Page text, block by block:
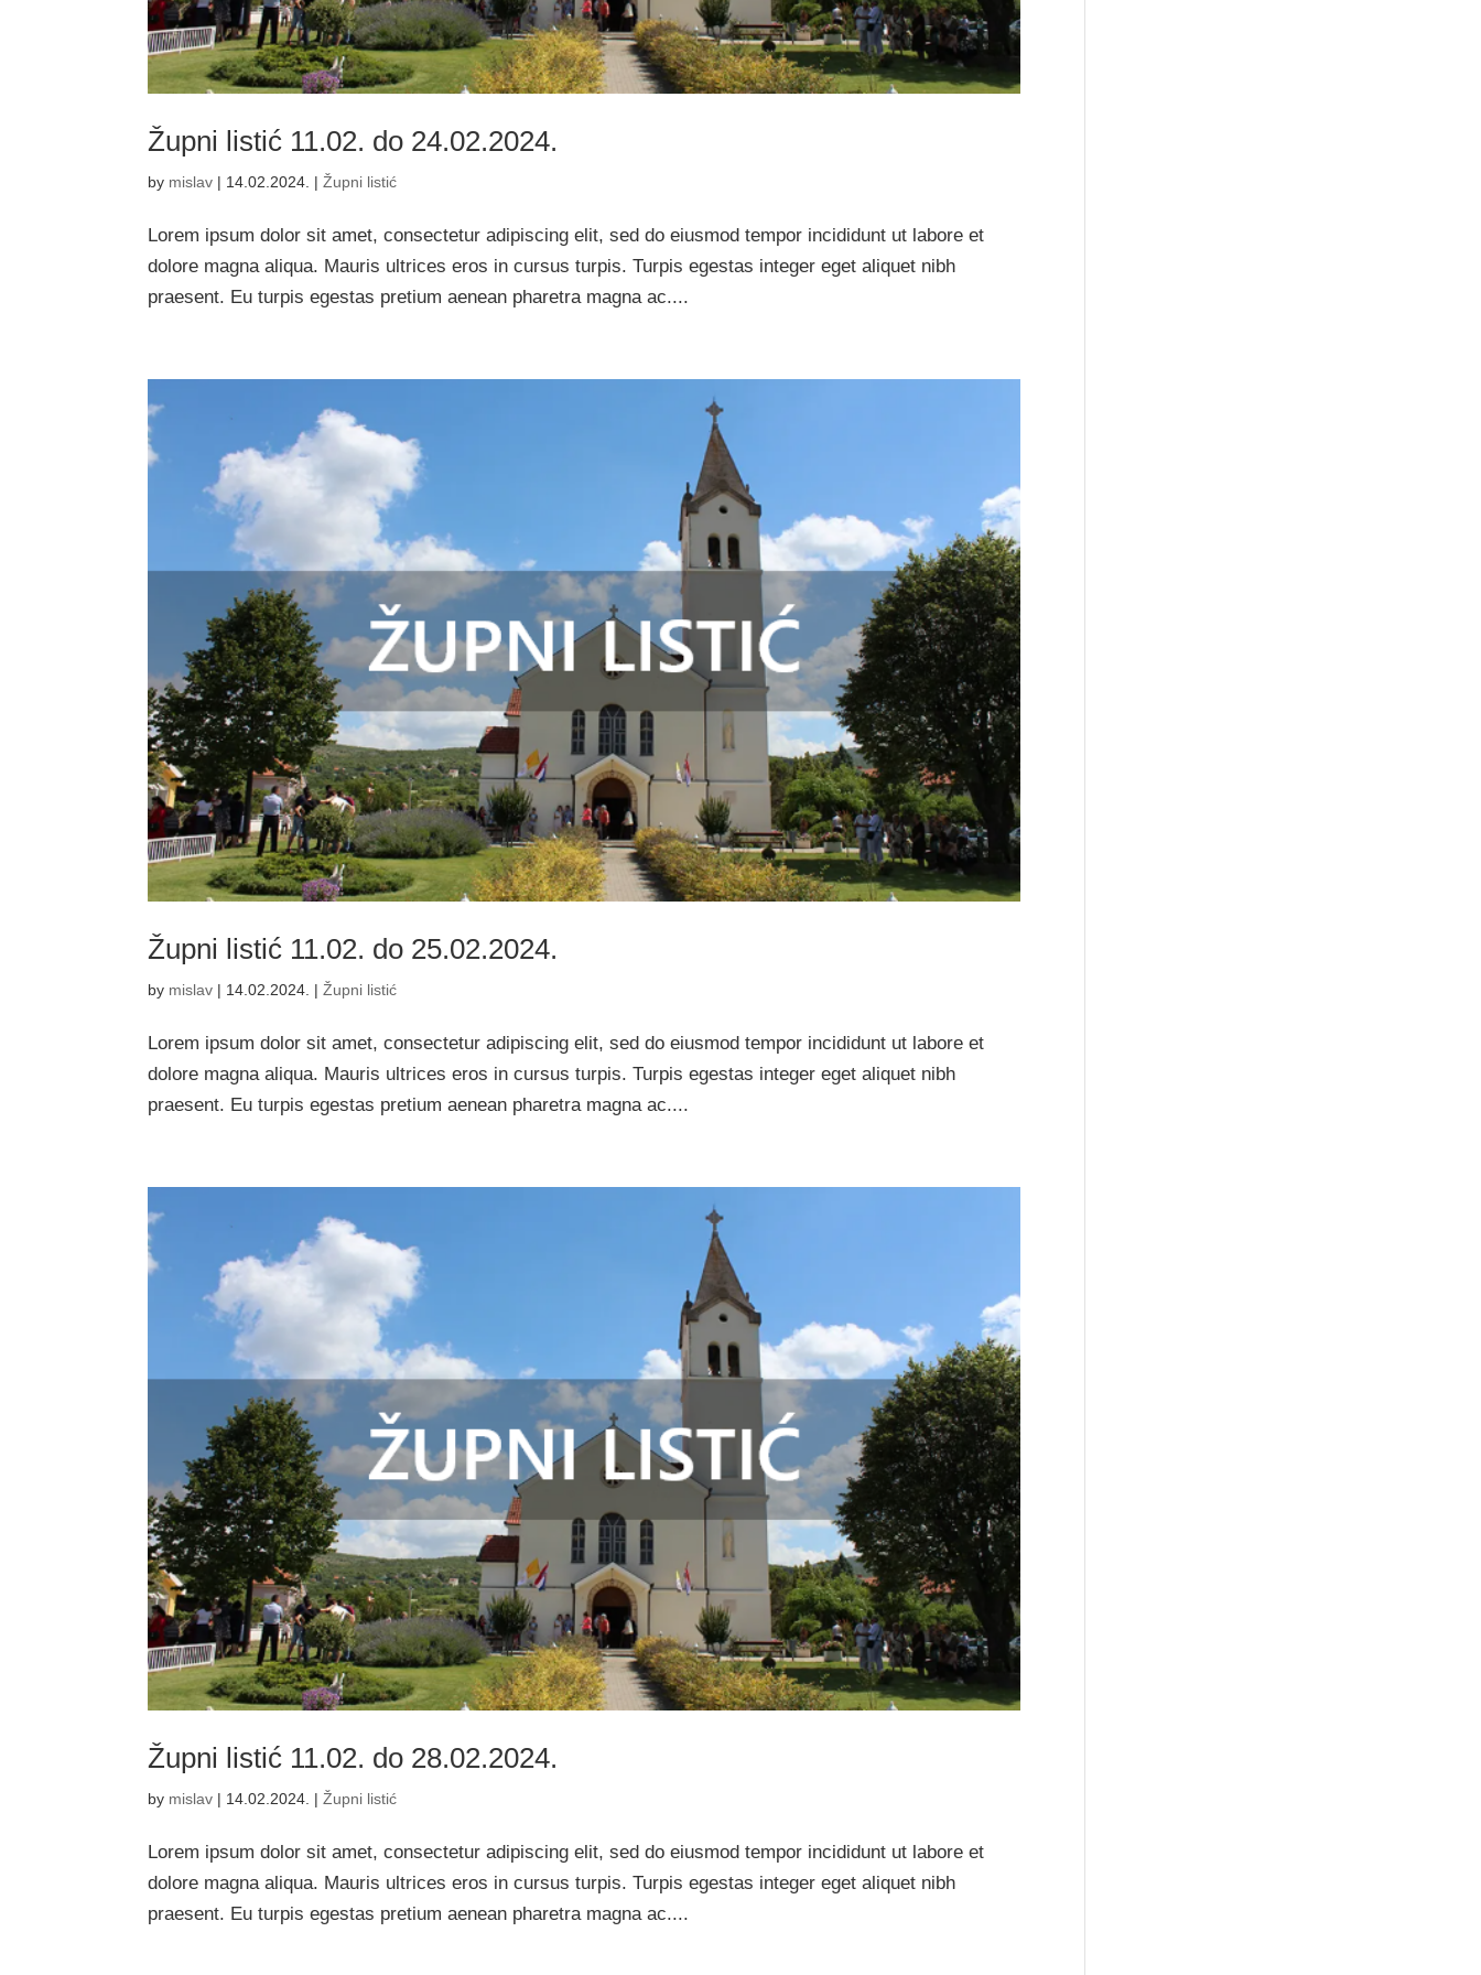
Župni listić 11.02. do 24.02.2024.
by mislav | 14.02.2024. |Župni listić
Lorem ipsum dolor sit amet, consectetur adipiscing elit, sed do eiusmod tempor incididunt ut labore et
dolore magna aliqua. Mauris ultrices eros in cursus turpis. Turpis egestas integer eget aliquet nibh
praesent. Eu turpis egestas pretium aenean pharetra magna ac....
Župni listić 11.02. do 25.02.2024.
by mislav | 14.02.2024. |Župni listić
Lorem ipsum dolor sit amet, consectetur adipiscing elit, sed do eiusmod tempor incididunt ut labore et
dolore magna aliqua. Mauris ultrices eros in cursus turpis. Turpis egestas integer eget aliquet nibh
praesent. Eu turpis egestas pretium aenean pharetra magna ac....
Župni listić 11.02. do 28.02.2024.
by mislav | 14.02.2024. |Župni listić
Lorem ipsum dolor sit amet, consectetur adipiscing elit, sed do eiusmod tempor incididunt ut labore et
dolore magna aliqua. Mauris ultrices eros in cursus turpis. Turpis egestas integer eget aliquet nibh
praesent. Eu turpis egestas pretium aenean pharetra magna ac....